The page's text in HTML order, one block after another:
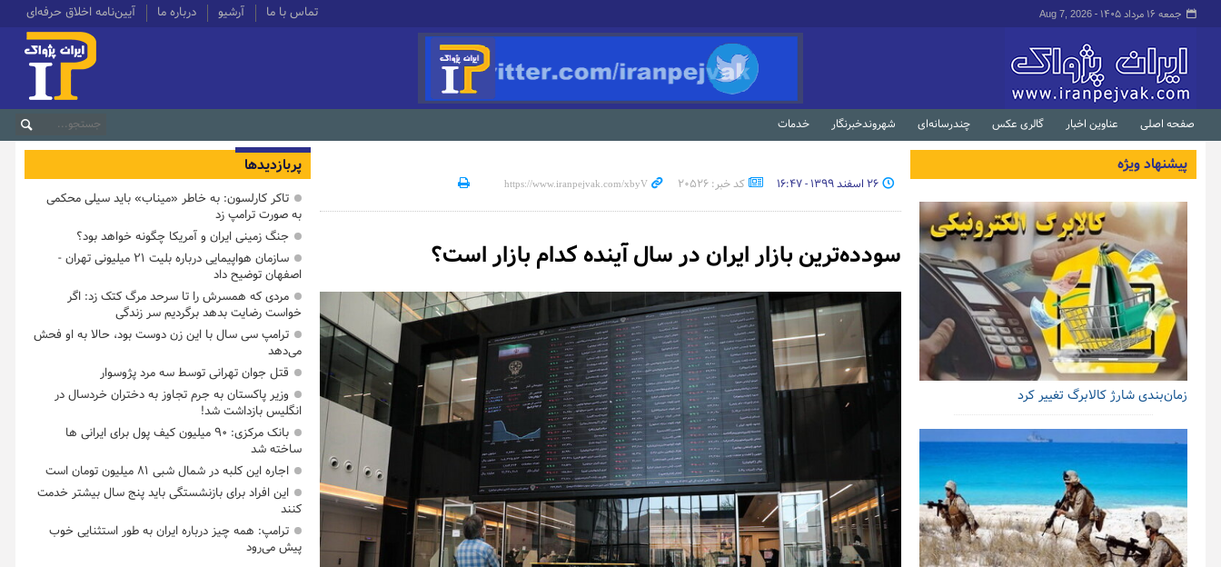
جمعه ۱۶ مرداد ۱۴۰۵ - Aug 7, 2026 تماس با ما آرشیو درباره ما آیین‌نامه اخلاق حرفه‌ای
صفحه اصلی عناوین اخبار گالری عکس چندرسانه‌ای شهروندخبرنگار خدمات
۲۶ اسفند ۱۳۹۹ - ۱۶:۴۷ کد خبر: 20526
سودده‌ترین بازار ایران در سال آینده کدام بازار است؟
پیشنهاد ویژه
زمان‌بندی شارژ کالابرگ تغییر کرد
پربازدیدها
تاکر کارلسون: به خاطر «میناب» باید سیلی محکمی
به صورت ترامپ زد
جنگ زمینی ایران و آمریکا چگونه خواهد بود؟
سازمان هواپیمایی درباره بلیت ۲۱ میلیونی تهران -
اصفهان توضیح داد
مردی که همسرش را تا سرحد مرگ کتک زد: اگر
خواست رضایت بدهد برگردیم سر زندگی
ترامپ سی سال با این زن دوست بود، حالا به او فحش
می‌دهد
قتل جوان تهرانی توسط سه مرد پژوسوار
وزیر پاکستان به جرم تجاوز به دختران خردسال در
انگلیس بازداشت شد!
بانک مرکزی: ۹۰ میلیون کیف پول برای ایرانی ها
ساخته شد
اجاره این کلبه در شمال شبی ۸۱ میلیون تومان است
این افراد برای بازنشستگی باید پنج سال بیشتر خدمت
کنند
ترامپ: همه چیز درباره ایران به طور استثنایی خوب
پیش می‌رود